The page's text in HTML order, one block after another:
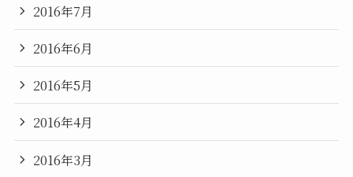
2016年7月
2016年6月
2016年5月
2016年4月
2016年3月